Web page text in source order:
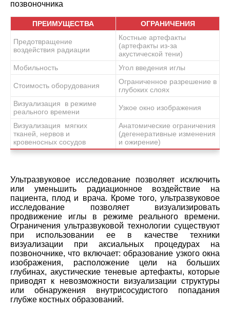
позвоночника
ПРЕИМУЩЕСТВА ОГРАНИЧЕНИЯ
Предотвращение
воздействия радиации
Костные артефакты
(артефакты из-за
акустической тени)
Мобильность
Угол введения иглы
Стоимость оборудования
Ограниченное разрешение в
глубоких слоях
Визуализация в режиме
реального времени
Узкое окно изображения
Визуализация мягких
тканей, нервов и
кровеносных сосудов
Анатомические ограничения
(дегенеративные изменения
и ожирение)
Ультразвуковое исследование позволяет исключить
или уменьшить радиационное воздействие на
пациента, плод и врача. Кроме того, ультразвуковое
исследование позволяет визуализировать
продвижение иглы в режиме реального времени.
Ограничения ультразвуковой технологии существуют
при использовании ее в качестве техники
визуализации при аксиальных процедурах на
позвоночнике, что включает: образование узкого окна
изображения, расположение цели на больших
глубинах, акустические теневые артефакты, которые
приводят к невозможности визуализации структуры
или обнаружения внутрисосудистого попадания
глубже костных образований.